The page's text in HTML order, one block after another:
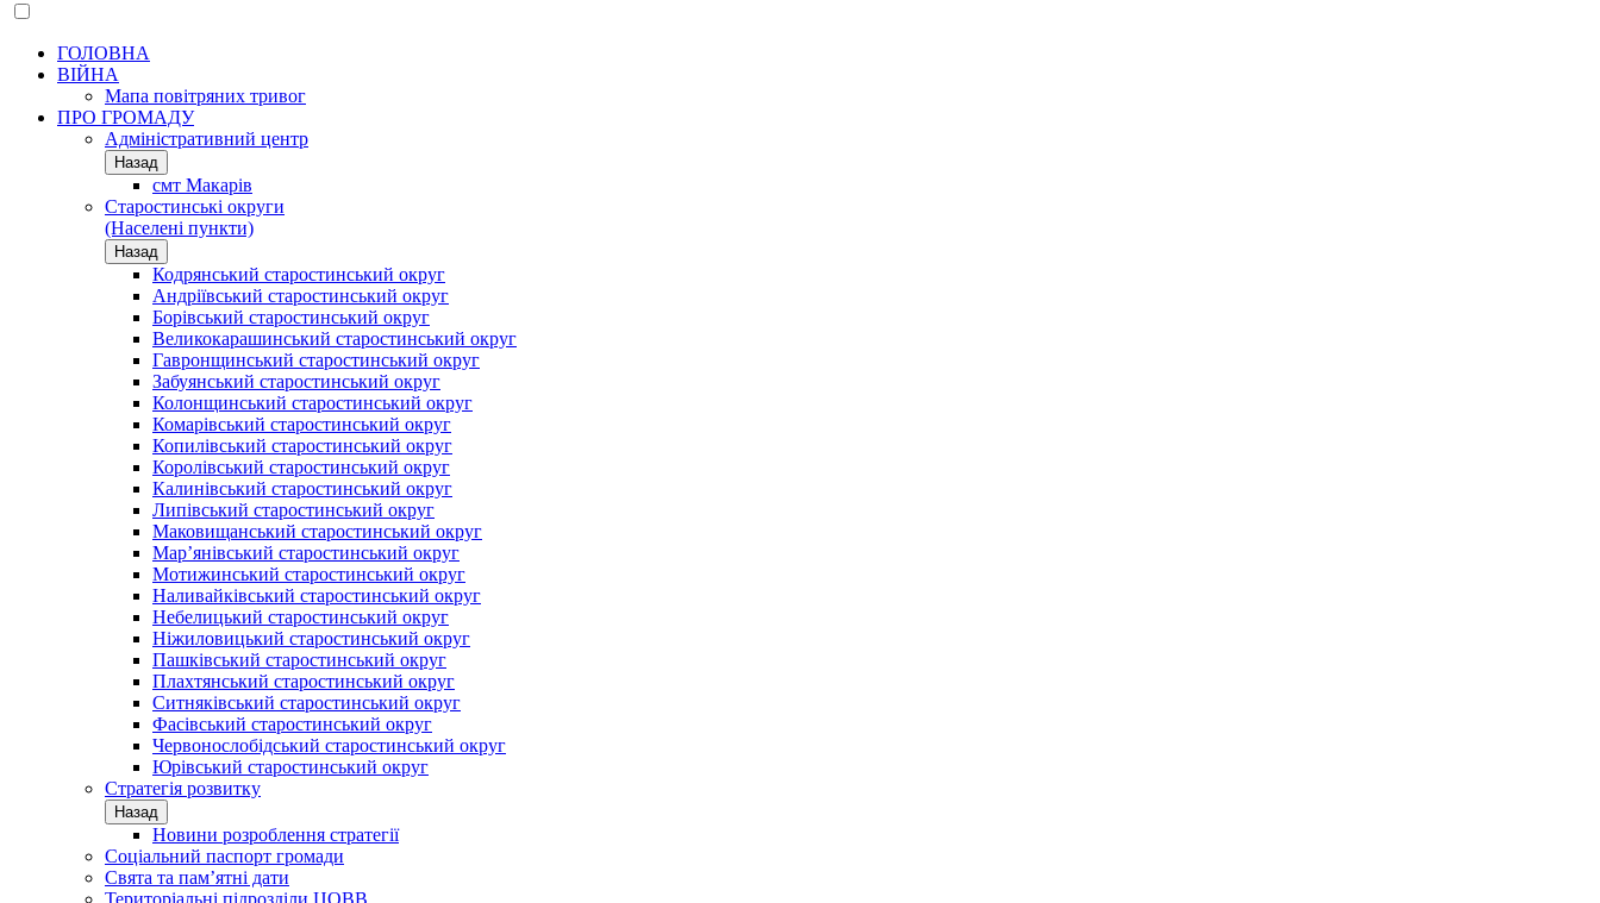
ГОЛОВНА
ВІЙНА
Мапа повітряних тривог
ПРО ГРОМАДУ
Aдміністративний центр
Назад
смт Макарів
Старостинські округи
(Населені пункти)
Назад
Кодрянський старостинський округ
Андріївський старостинський округ
Борівський старостинський округ
Великокарашинський старостинський округ
Гавронщинський старостинський округ
Забуянський старостинський округ
Колонщинський старостинський округ
Комарівський старостинський округ
Копилівський старостинський округ
Королівський старостинський округ
Калинівський старостинський округ
Липівський старостинський округ
Маковищанський старостинський округ
Мар’янівський старостинський округ
Мотижинський старостинський округ
Наливайківський старостинський округ
Небелицький старостинський округ
Ніжиловицький старостинський округ
Пашківський старостинський округ
Плахтянський старостинський округ
Ситняківський старостинський округ
Фасівський старостинський округ
Червонослобідський старостинський округ
Юрівський старостинський округ
Стратегія розвитку
Назад
Новини розроблення стратегії
Соціальний паспорт громади
Свята та пам’ятні дати
Територіальні підрозділи ЦОВВ